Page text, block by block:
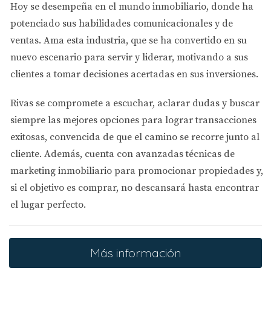
más fácil y efectivo. Un agente con experiencia en
el mercado inmobiliario puede ayudarte a
establecer el precio adecuado, preparar la
propiedad para la venta y negociar con los
Siguiendo estos consejos y trabajando de manera
proactiva, puedes vender tu casa de forma rápida
y efectiva. Recuerda que la paciencia y la
estrategia adecuada son clave para lograr una
venta exitosa.
Hoy se desempeña en el mundo inmobiliario, donde ha
potenciado sus habilidades comunicacionales y de
ventas. Ama esta industria, que se ha convertido en su
nuevo escenario para servir y liderar, motivando a sus
clientes a tomar decisiones acertadas en sus inversiones.
Rivas se compromete a escuchar, aclarar dudas y buscar
siempre las mejores opciones para lograr transacciones
exitosas, convencida de que el camino se recorre junto al
cliente. Además, cuenta con avanzadas técnicas de
marketing inmobiliario para promocionar propiedades y,
si el objetivo es comprar, no descansará hasta encontrar
el lugar perfecto.
Más información